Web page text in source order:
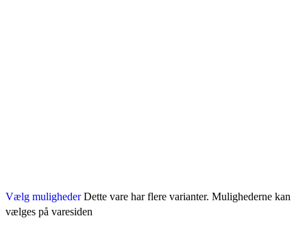
Vælg muligheder Dette vare har flere varianter. Mulighederne kan
vælges på varesiden